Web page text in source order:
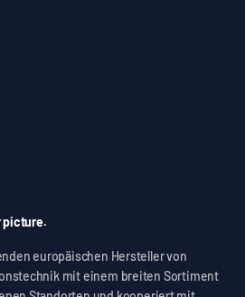
picture.
europäischen Hersteller von
mit einem breiten Sortiment